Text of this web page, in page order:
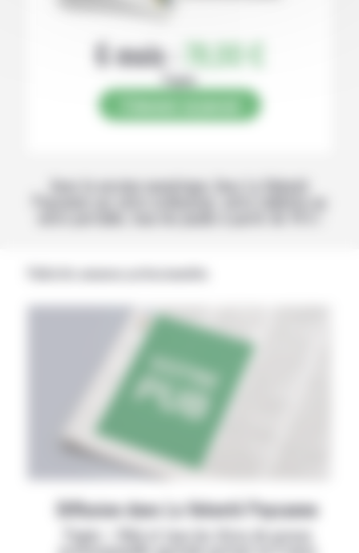
6 mois : 78,00 €
Papier
Avec la version numérique, lisez La Volonté
Paysanne sur votre ordinateur, votre tablette ou
Diffusion dans La Volonté Paysanne
Papier + Web et tous les titres de presse